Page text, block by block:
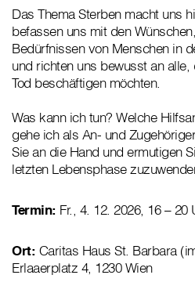
Das Thema Sterben macht uns
befassen uns mit den
Bedürfnissen von Menschen in
und richten uns bewusst an
Tod beschäftigen möchten.
Was kann ich tun? Welche
gehe ich als An- und
Sie an die Hand und ermutigen
letzten Lebensphase
Termin: Fr., 4. 12. 2026, 16 – 20
Ort: Caritas Haus St. Barbara
Erlaaerplatz 4, 1230 Wien